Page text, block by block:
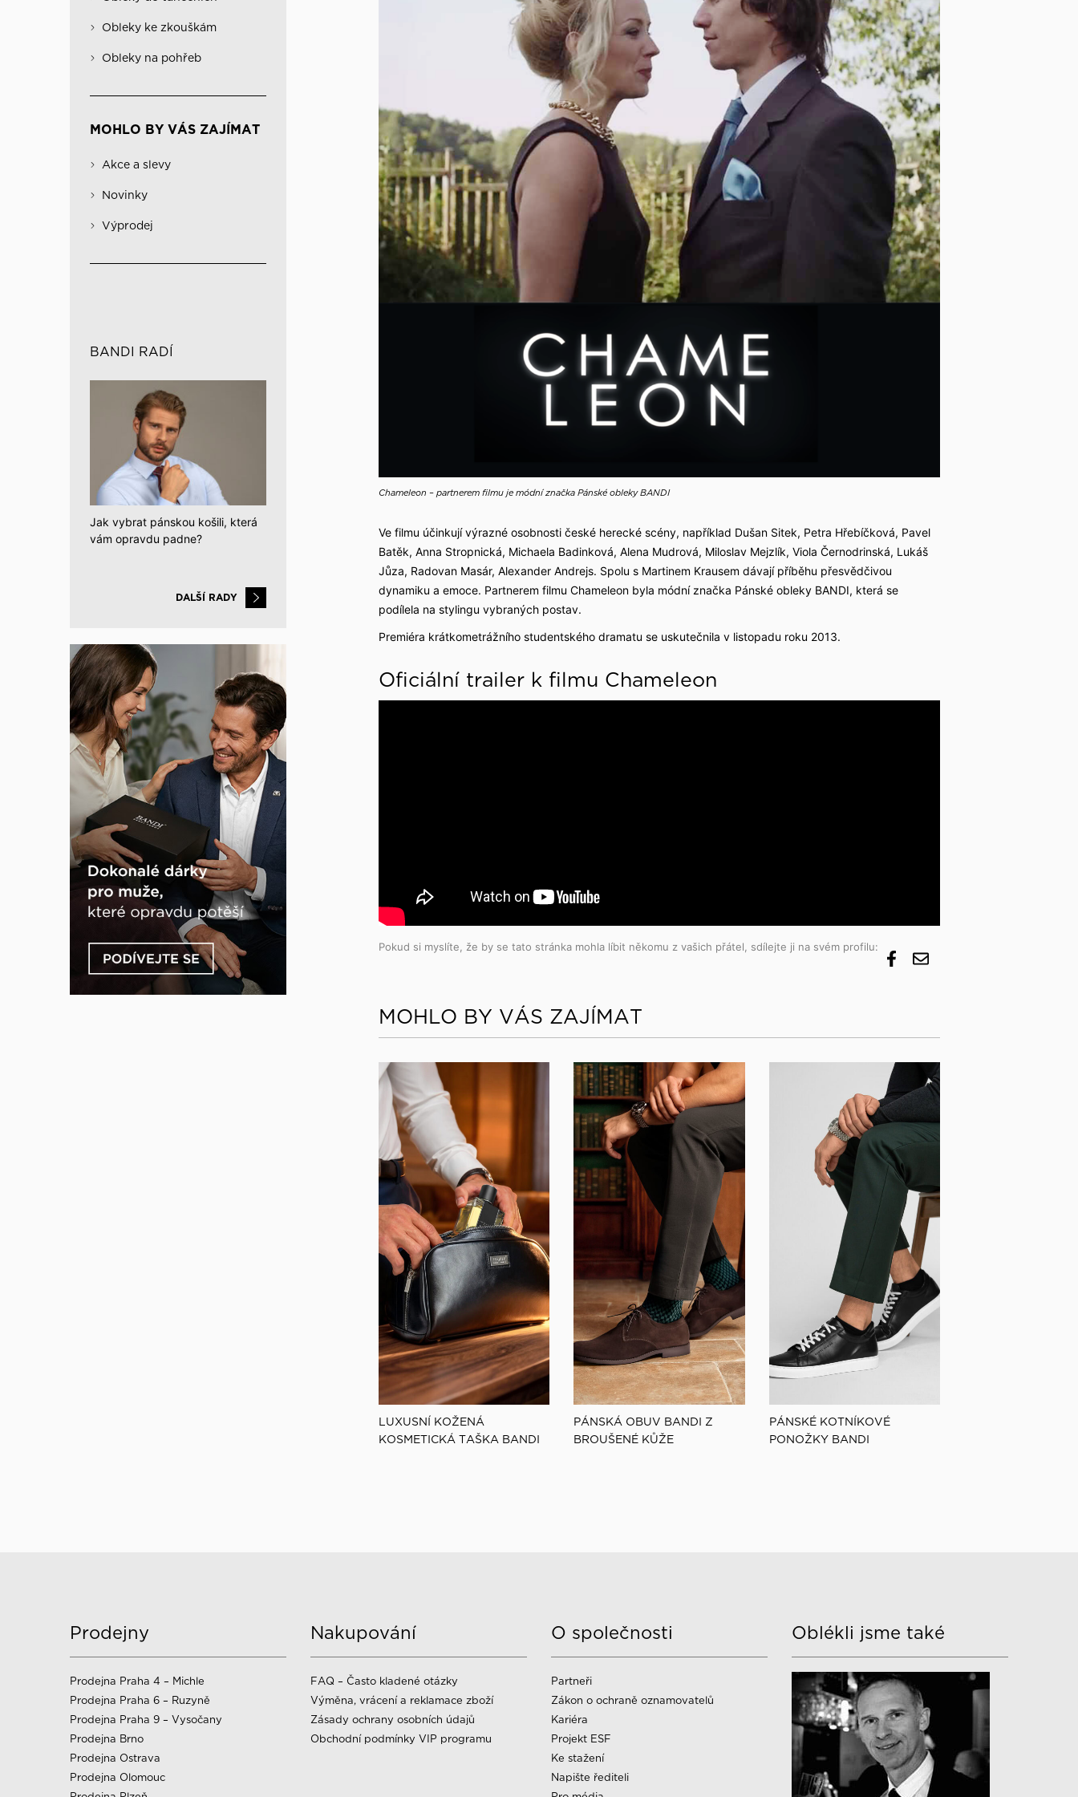
Společenské rukavice
Obaly na oblek
Opasky a šle
Smokingové sety
Obleky ke zkouškám
Obleky na pohřeb
MOHLO BY VÁS ZAJÍMAT
Akce a slevy
Novinky
Výprodej
BANDI RADÍ
Jak vybrat pánskou košili, která
vám opravdu padne?
DALŠÍ RADY
Chameleon – partnerem filmu je módní značka Pánské obleky BANDI
Ve filmu účinkují výrazné osobnosti české herecké scény, například Dušan Sitek, Petra Hřebíčková, Pavel
Batěk, Anna Stropnická, Michaela Badinková, Alena Mudrová, Miloslav Mejzlík, Viola Černodrinská, Lukáš
Jůza, Radovan Masár, Alexander Andrejs. Spolu s Martinem Krausem dávají příběhu přesvědčivou
dynamiku a emoce. Partnerem filmu Chameleon byla módní značka Pánské obleky BANDI, která se
podílela na stylingu vybraných postav.
Premiéra krátkometrážního studentského dramatu se uskutečnila v listopadu roku 2013.
Oficiální trailer k filmu Chameleon
Pokud si myslíte, že by se tato stránka mohla líbit někomu z vašich přátel, sdílejte ji na svém profilu:
MOHLO BY VÁS ZAJÍMAT
LUXUSNÍ KOŽENÁ
KOSMETICKÁ TAŠKA BANDI
PÁNSKÁ OBUV BANDI Z
BROUŠENÉ KŮŽE
PÁNSKÉ KOTNÍKOVÉ
PONOŽKY BANDI
Prodejny
Prodejna Praha 4 – Michle
Prodejna Praha 6 – Ruzyně
Prodejna Praha 9 – Vysočany
Prodejna Brno
Prodejna Ostrava
Prodejna Olomouc
Nakupování
FAQ – Často kladené otázky
Výměna, vrácení a reklamace zboží
Zásady ochrany osobních údajů
Obchodní podmínky VIP programu
O společnosti
Partneři
Zákon o ochraně oznamovatelů
Kariéra
Projekt ESF
Ke stažení
Napište řediteli
Oblékli jsme také